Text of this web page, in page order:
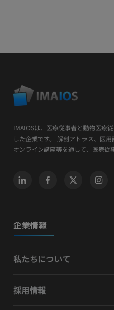
IMAIOSは、医療従事者と動物医療
した企業です。 解剖アトラス、医
オンライン講座等を通して、医療従
企業情報
私たちについて
採用情報